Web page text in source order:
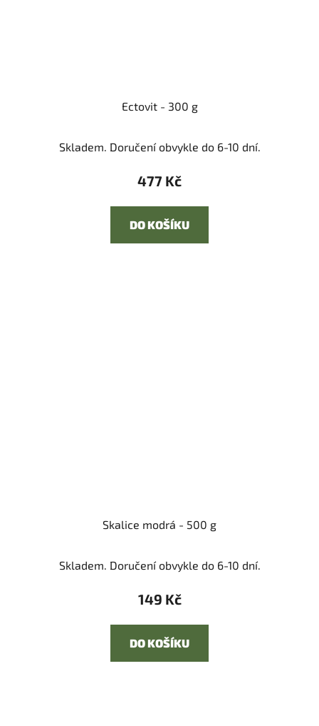
Ectovit - 300 g
Skladem. Doručení obvykle do 6-10 dní.
477 Kč
DO KOŠÍKU
Skalice modrá - 500 g
Skladem. Doručení obvykle do 6-10 dní.
149 Kč
DO KOŠÍKU